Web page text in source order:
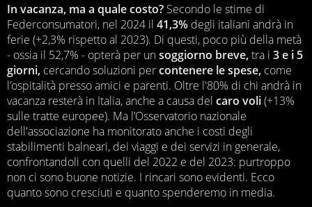
In vacanza, ma a quale costo? Secondo le stime di
Federconsumatori, nel 2024 il 41,3% degli italiani andrà in
ferie (+2,3% rispetto al 2023). Di questi, poco più della metà
- ossia il 52,7% - opterà per unsoggiorno breve,tra i 3 e i 5
giorni, cercando soluzioni percontenere le spese, come
l’ospitalità presso amici e parenti. Oltre l'80% di chi andrà in
vacanza resterà in Italia, anche a causa del caro voli(+13%
sulle tratte europee). Ma l’Osservatorio nazionale
dell'associazione ha monitorato anche i costi degli
stabilimenti balneari, dei viaggi e dei servizi in generale,
confrontandoli con quelli del 2022 e del 2023: purtroppo
non ci sono buone notizie. I rincari sono evidenti. Ecco
quanto sono cresciuti e quanto spenderemo in media.